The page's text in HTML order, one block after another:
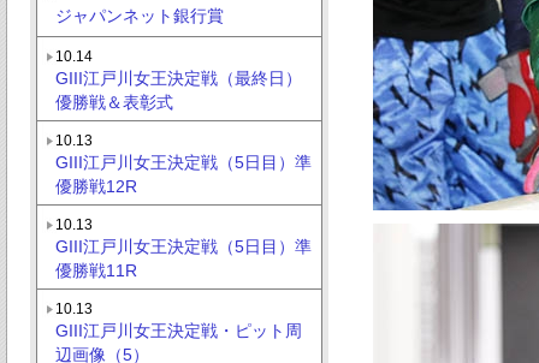
ジャパンネット銀行賞
10.14
GIII江戸川女王決定戦（最終日）
優勝戦＆表彰式
10.13
GIII江戸川女王決定戦（5日目）準
優勝戦12R
10.13
GIII江戸川女王決定戦（5日目）準
優勝戦11R
10.13
GIII江戸川女王決定戦・ピット周
辺画像（5）